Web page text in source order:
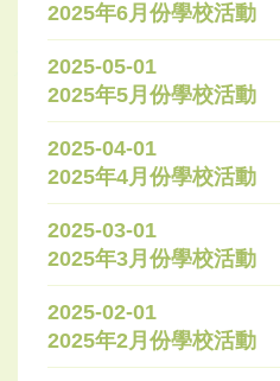
2025年6月份學校活動
2025-05-01
2025年5月份學校活動
2025-04-01
2025年4月份學校活動
2025-03-01
2025年3月份學校活動
2025-02-01
2025年2月份學校活動